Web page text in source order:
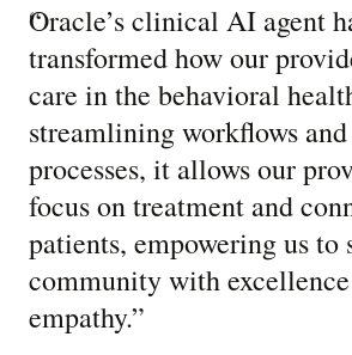
“
Oracle’s clinical AI agent
transformed how our
care in the behavioral
streamlining workflows
processes, it allows our
focus on treatment and
patients, empowering us to
community with
empathy.”